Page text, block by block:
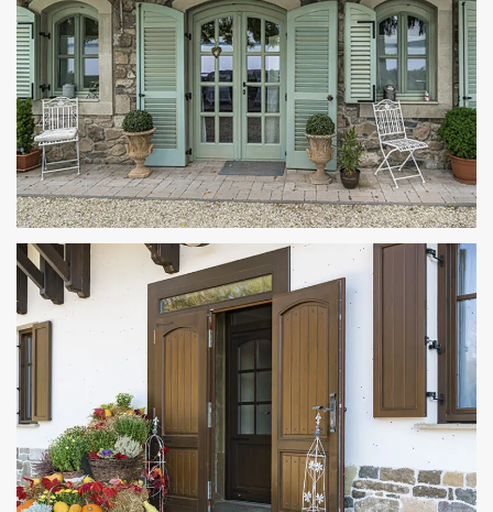
MAISON BAGATELL – BADACSONY
TERVEZÉS, BELSŐÉPÍTÉSZET, KÜLSŐ ÉS BELSŐ BURKOLÁS